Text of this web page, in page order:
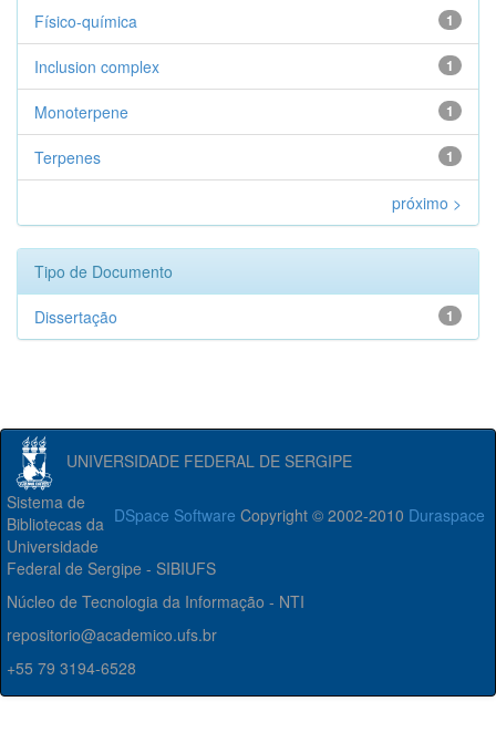
1
Físico-química
1
Inclusion complex
1
Monoterpene
1
Terpenes
próximo >
Tipo de Documento
1
Dissertação
UNIVERSIDADE FEDERAL DE SERGIPE
DSpace Software Copyright © 2002-2010 Duraspace
Sistema de
Bibliotecas da
Universidade
Federal de Sergipe - SIBIUFS
Núcleo de Tecnologia da Informação - NTI
repositorio@academico.ufs.br
+55 79 3194-6528